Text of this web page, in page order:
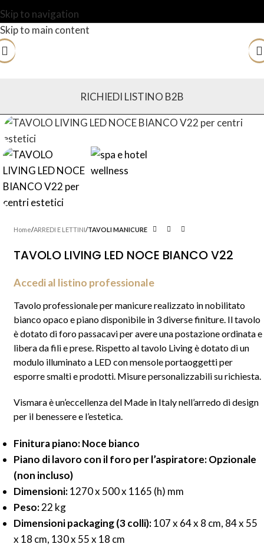
Skip to navigation
Skip to main content
RICHIEDI LISTINO B2B
Home ARREDI E LETTINI TAVOLI MANICURE
TAVOLO LIVING LED NOCE BIANCO V22
Accedi al listino professionale
Tavolo professionale per manicure realizzato in nobilitato
bianco opaco e piano disponibile in 3 diverse finiture. Il tavolo
è dotato di foro passacavi per avere una postazione ordinata e
libera da fili e prese. Rispetto al tavolo Livingè dotato di un
modulo illuminato a LED con mensole portaoggetti per
esporre smalti e prodotti. Misure personalizzabili su richiesta.
Vismara è un’eccellenza del Made in Italy nell’arredo di design
per il benessere e l’estetica.
Finitura piano: Noce bianco
Piano di lavoro con il foro per l’aspiratore: Opzionale
(non incluso)
Dimensioni:1270 x 500 x 1165 (h) mm
Peso:22 kg
Dimensioni packaging (3 colli):107 x 64 x 8 cm, 84 x 55
x 18 cm, 130 x 55 x 18 cm